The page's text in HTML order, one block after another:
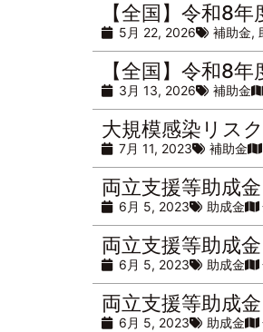
【全国】令和8
5月 22, 2026 補助金,
【全国】令和8
3月 13, 2026 補助金
大規模感染リス
7月 11, 2023 補助金
両立支援等助成
6月 5, 2023 助成金
両立支援等助成
6月 5, 2023 助成金
両立支援等助成
6月 5, 2023 助成金